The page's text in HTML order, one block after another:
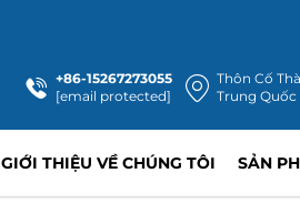
+86-15267273055
[email protected]
Thôn Cố
Trung Quốc
GIỚI THIỆU VỀ CHÚNG TÔI SẢN